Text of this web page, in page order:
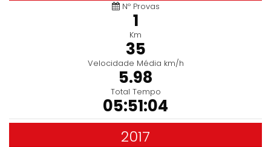
Nº Provas
1
Km
35
Velocidade Média km/h
5.98
Total Tempo
05:51:04
2017